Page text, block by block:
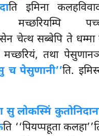
ति इमिना
मच्छरियम्पि
चेत्थ सब्बेपि ते धम्मा
तथा
च पेसुणानी’’ति.
सु लोकस्मिं
ति ‘‘पियप्पहूता